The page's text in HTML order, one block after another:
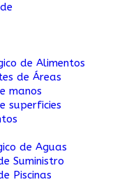
de Alimentos
de Áreas
manos
superficies
de Aguas
Suministro
Piscinas